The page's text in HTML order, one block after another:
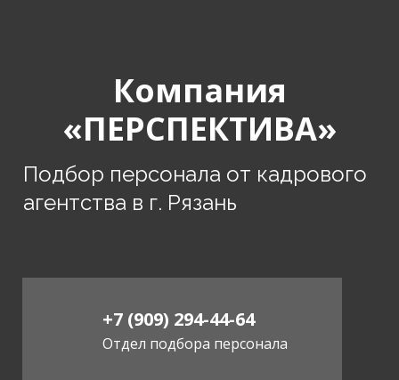
Отдел подбора персонала
+7 (909) 294-44-64
Подбор персонала от кадрового
агентства в г. Рязань
Компания
«ПЕРСПЕКТИВА»